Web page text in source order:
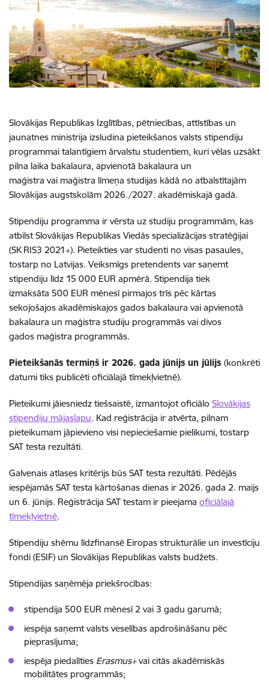
Slovākijas Republikas Izglītības, pētniecības, attīstības un
jaunatnes ministrija izsludina pieteikšanos valsts stipendiju
programmai talantīgiem ārvalstu studentiem, kuri vēlas uzsākt
pilna laika bakalaura, apvienotā bakalaura un
maģistra vai maģistra līmeņa studijas kādā no atbalstītajām
Slovākijas augstskolām 2026./2027. akadēmiskajā gadā.
Stipendiju programma ir vērsta uz studiju programmām, kas
atbilst Slovākijas Republikas Viedās specializācijas stratēģijai
(SK RIS3 2021+). Pieteikties var studenti no visas pasaules,
tostarp no Latvijas. Veiksmīgs pretendents var saņemt
stipendiju līdz 15 000 EUR apmērā. Stipendija tiek
izmaksāta 500 EUR mēnesī pirmajos trīs pēc kārtas
sekojošajos akadēmiskajos gados bakalaura vai apvienotā
bakalaura un maģistra studiju programmās vai divos
gados maģistra programmās.
Pieteikšanās termiņš ir 2026. gada jūnijs un jūlijs (konkrēti
datumi tiks publicēti oficiālajā tīmekļvietnē).
Pieteikumi jāiesniedz tiešsaistē, izmantojot oficiālo Slovākijas
stipendiju mājaslapu. Kad reģistrācija ir atvērta, pilnam
pieteikumam jāpievieno visi nepieciešamie pielikumi, tostarp
SAT testa rezultāti.
Galvenais atlases kritērijs būs SAT testa rezultāti. Pēdējās
iespējamās SAT testa kārtošanas dienas ir 2026. gada 2. maijs
un 6. jūnijs. Reģistrācija SAT testam ir pieejama oficiālajā
tīmekļvietnē.
Stipendiju shēmu līdzfinansē Eiropas strukturālie un investīciju
fondi (ESIF) un Slovākijas Republikas valsts budžets.
Stipendijas saņēmēja priekšrocības:
stipendija 500 EUR mēnesī 2 vai 3 gadu garumā;
iespēja saņemt valsts veselības apdrošināšanu pēc
pieprasījuma;
iespēja piedalīties Erasmus+vai citās akadēmiskās
mobilitātes programmās;